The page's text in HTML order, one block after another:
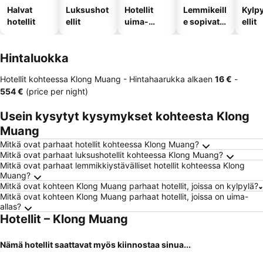
Halvat
hotellit
Luksushot
ellit
Hotellit
uima-
Lemmikeill
e sopivat
ellit
Hintaluokka
Hotellit kohteessa Klong Muang - Hintahaarukka alkaen ‎16 € -
‎554 € (price per night)
Usein kysytyt kysymykset kohteesta Klong
Muang
Mitkä ovat parhaat hotellit kohteessa Klong Muang?
Mitkä ovat parhaat luksushotellit kohteessa Klong Muang?
Mitkä ovat parhaat lemmikkiystävälliset hotellit kohteessa Klong
Muang?
Mitkä ovat kohteen Klong Muang parhaat hotellit, joissa on kylpylä?
Mitkä ovat kohteen Klong Muang parhaat hotellit, joissa on uima-
allas?
Hotellit – Klong Muang
Nämä hotellit saattavat myös kiinnostaa sinua...